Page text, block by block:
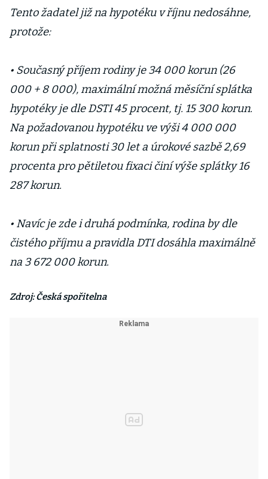
Tento žadatel již na hypotéku v říjnu nedosáhne,
protože:
• Současný příjem rodiny je 34 000 korun (26
000 + 8 000), maximální možná měsíční splátka
hypotéky je dle DSTI 45 procent, tj. 15 300 korun.
Na požadovanou hypotéku ve výši 4 000 000
korun při splatnosti 30 let a úrokové sazbě 2,69
procenta pro pětiletou fixaci činí výše splátky 16
287 korun.
• Navíc je zde i druhá podmínka, rodina by dle
čistého příjmu a pravidla DTI dosáhla maximálně
na 3 672 000 korun.
Zdroj: Česká spořitelna